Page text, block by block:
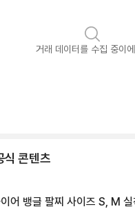
거래 데이터를 수집 중이
식 콘텐츠
어 뱅글 팔찌 사이즈 S, M 실